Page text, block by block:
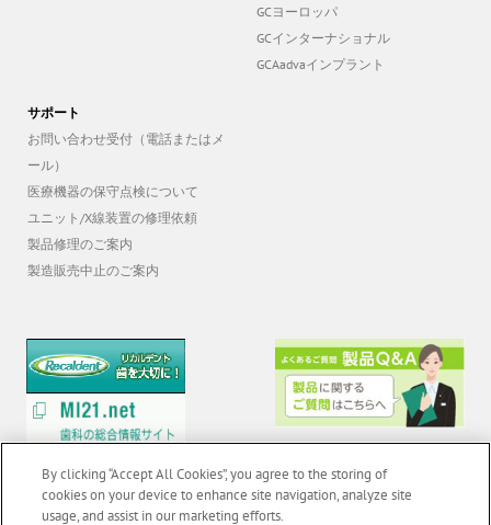
GCヨーロッパ
GCインターナショナル
GCAadvaインプラント
サポート
お問い合わせ受付（電話またはメ
ール）
医療機器の保守点検について
ユニット/X線装置の修理依頼
製品修理のご案内
製造販売中止のご案内
By clicking “Accept All Cookies”, you agree to the storing of
cookies on your device to enhance site navigation, analyze site
usage, and assist in our marketing efforts.